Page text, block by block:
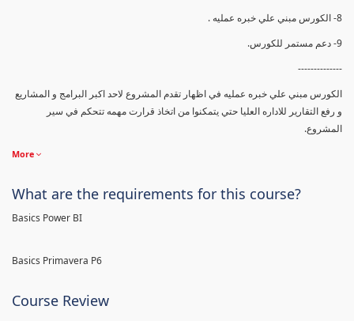
8- الكورس مبني علي خبره عمليه .
9- دعم مستمر للكورس.
--------------
الكورس مبني علي خبره عمليه في اظهار تقدم المشروع لاحد اكبر البرامج و المشاريع
و رفع التقارير للاداره العليا حتي يتمكنوا من اتخاذ قرارت مهمه تتحكم في سير
المشروع.
More
What are the requirements for this course?
Basics Power BI
Basics Primavera P6
Course Review